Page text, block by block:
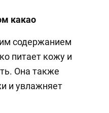
какао
содержанием
питает кожу и
Она также
и увлажняет